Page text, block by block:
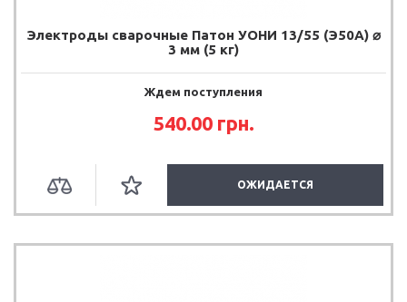
Электроды сварочные Патон УОНИ 13/55 (Э50А) ⌀
3 мм (5 кг)
Ждем поступления
540.00 грн.
ОЖИДАЕТСЯ